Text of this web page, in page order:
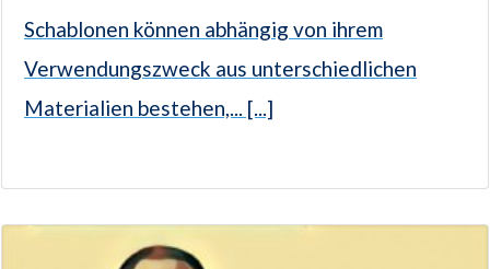
Schablonen können abhängig von ihrem
Verwendungszweck aus unterschiedlichen
Materialien bestehen,... [...]